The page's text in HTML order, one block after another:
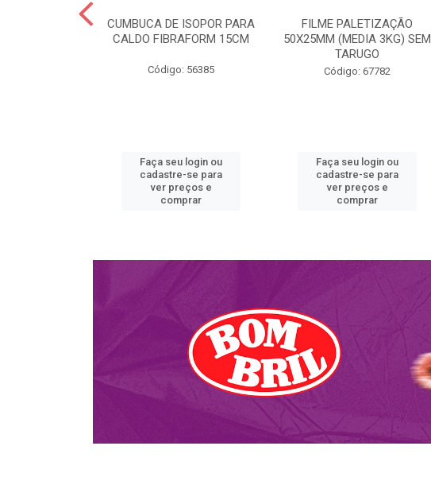
CUMBUCA DE ISOPOR PARA
CALDO FIBRAFORM 15CM
Código: 56385
Faça seu login ou
cadastre-se para
ver preços e
comprar
FILME PALETIZAÇÃO
50X25MM (MEDIA 3KG) SEM
TARUGO
Código: 67782
Faça seu login ou
cadastre-se para
ver preços e
comprar